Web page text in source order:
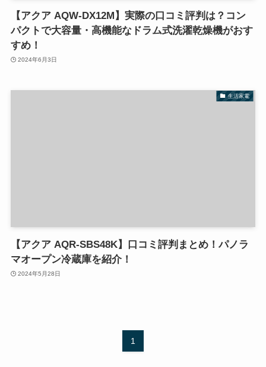
【アクア AQW-DX12M】実際の口コミ評判は？コン
パクトで大容量・高機能なドラム式洗濯乾燥機がおす
すめ！
2024年6月3日
生活家電
【アクア AQR-SBS48K】口コミ評判まとめ！パノラ
マオープン冷蔵庫を紹介！
2024年5月28日
1